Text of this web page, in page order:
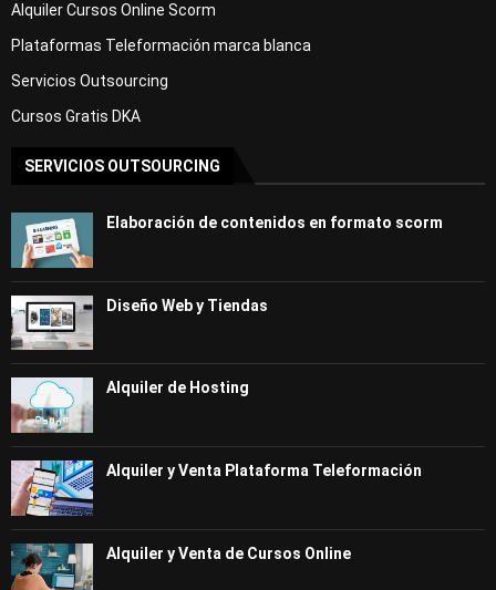
Alquiler Cursos Online Scorm
Plataformas Teleformación marca blanca
Servicios Outsourcing
Cursos Gratis DKA
SERVICIOS OUTSOURCING
Elaboración de contenidos en formato scorm
Diseño Web y Tiendas
Alquiler de Hosting
Alquiler y Venta Plataforma Teleformación
Alquiler y Venta de Cursos Online